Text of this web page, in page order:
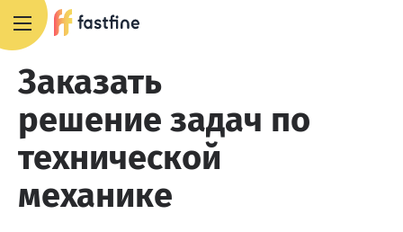
Заказать
решение задач по
технической
механике